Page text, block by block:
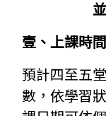
壹、上課時
預計四至五
數，依學習